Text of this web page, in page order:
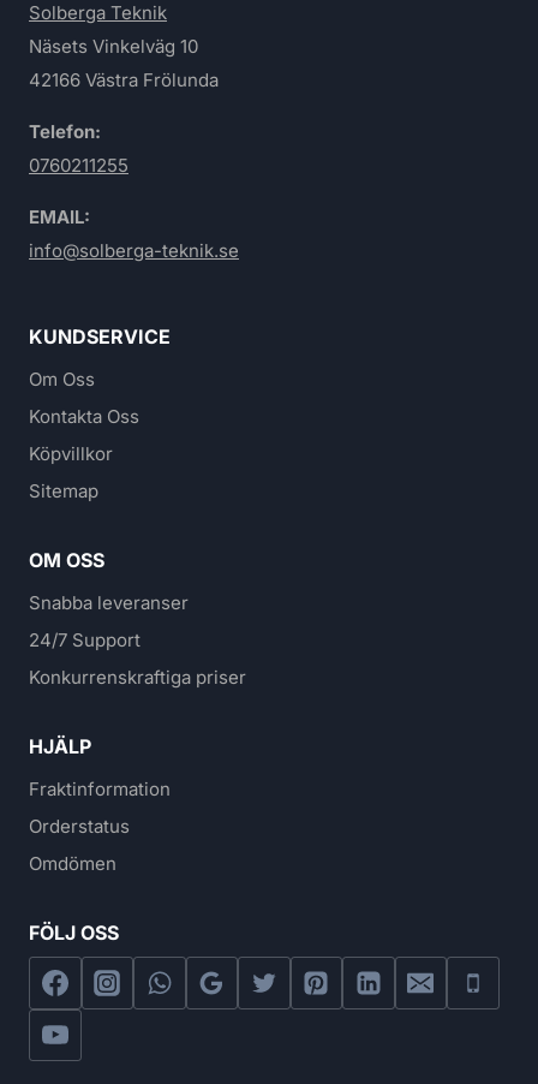
Solberga Teknik
Näsets Vinkelväg 10
42166 Västra Frölunda
Telefon:
0760211255
EMAIL:
info@solberga-teknik.se
KUNDSERVICE
Om Oss
Kontakta Oss
Köpvillkor
Sitemap
OM OSS
Snabba leveranser
24/7 Support
Konkurrenskraftiga priser
HJÄLP
Fraktinformation
Orderstatus
Omdömen
FÖLJ OSS